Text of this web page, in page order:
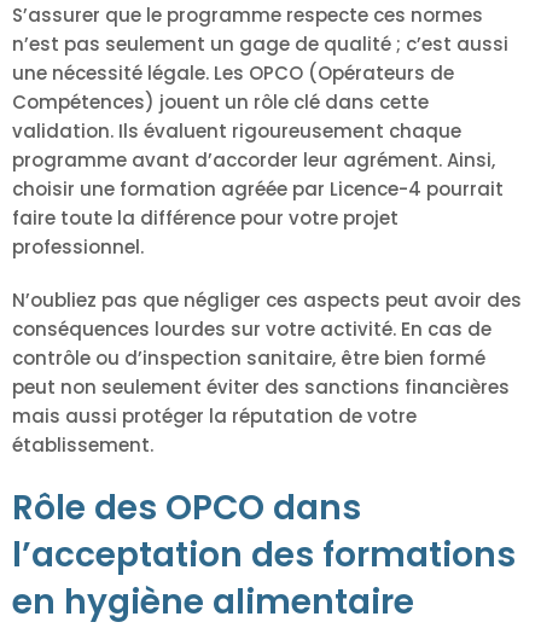
S’assurer que le programme respecte ces normes
n’est pas seulement un gage de qualité ; c’est aussi
une nécessité légale. Les OPCO (Opérateurs de
Compétences) jouent un rôle clé dans cette
validation. Ils évaluent rigoureusement chaque
programme avant d’accorder leur agrément. Ainsi,
choisir une formation agréée par Licence-4 pourrait
faire toute la différence pour votre projet
professionnel.
N’oubliez pas que négliger ces aspects peut avoir des
conséquences lourdes sur votre activité. En cas de
contrôle ou d’inspection sanitaire, être bien formé
peut non seulement éviter des sanctions financières
mais aussi protéger la réputation de votre
établissement.
Rôle des OPCO dans
l’acceptation des formations
en hygiène alimentaire